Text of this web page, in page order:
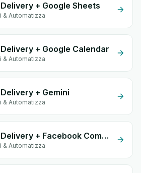
+ Google Sheets
& Automatizza
+ Google Calendar
& Automatizza
+ Gemini
& Automatizza
ASAP Delivery + Facebook Commerce
& Automatizza